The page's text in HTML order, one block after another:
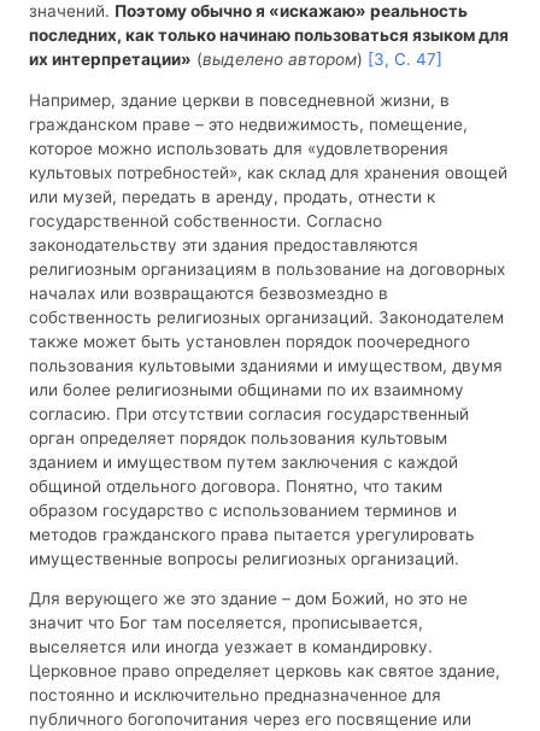
значений. Поэтому обычно я «искажаю» реальность
последних, как только начинаю пользоваться языком для
их интерпретации» (выделено автором) [3, С. 47]
Например, здание церкви в повседневной жизни, в
гражданском праве – это недвижимость, помещение,
которое можно использовать для «удовлетворения
культовых потребностей», как склад для хранения овощей
или музей, передать в аренду, продать, отнести к
государственной собственности. Согласно
законодательству эти здания предоставляются
религиозным организациям в пользование на договорных
началах или возвращаются безвозмездно в
собственность религиозных организаций. Законодателем
также может быть установлен порядок поочередного
пользования культовыми зданиями и имуществом, двумя
или более религиозными общинами по их взаимному
согласию. При отсутствии согласия государственный
орган определяет порядок пользования культовым
зданием и имуществом путем заключения с каждой
общиной отдельного договора. Понятно, что таким
образом государство с использованием терминов и
методов гражданского права пытается урегулировать
имущественные вопросы религиозных организаций.
Для верующего же это здание – дом Божий, но это не
значит что Бог там поселяется, прописывается,
выселяется или иногда уезжает в командировку.
Церковное право определяет церковь как святое здание,
постоянно и исключительно предназначенное для
публичного богопочитания через его посвящение или